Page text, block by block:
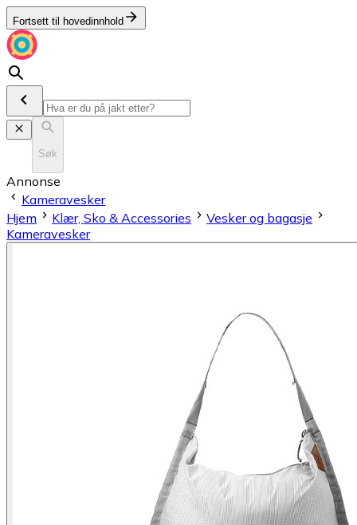
Fortsett til hovedinnhold
Søk
Annonse
Kameravesker
Hjem
Klær, Sko & Accessories
Vesker og bagasje
Kameravesker